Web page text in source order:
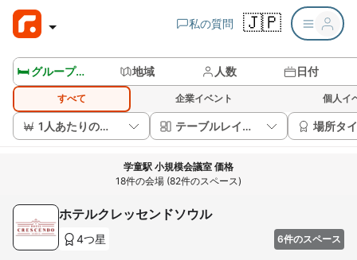
私の質問 🇯🇵
🛏️ グループルームを見る 地域 人数 日付
すべて 企業イベント 個人イ
1人あたりの価格 テーブルレイアウト 場所タ
学童駅 小規模会議室 価格
18件の会場 (82件のスペース)
ホテルクレッセンドソウル
4つ星 6件のスペース